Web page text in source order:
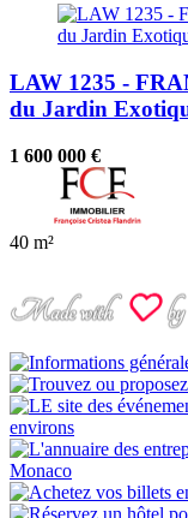
LAW 1235 -
du Jardin
1 600 000 €
40 m²